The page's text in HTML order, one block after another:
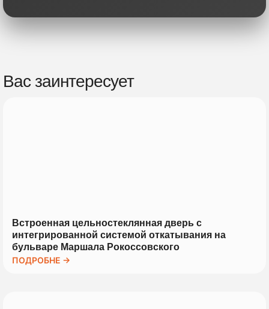
Вас заинтересует
Встроенная цельностеклянная дверь с
интегрированной системой откатывания на
бульваре Маршала Рокоссовского
ПОДРОБНЕ →